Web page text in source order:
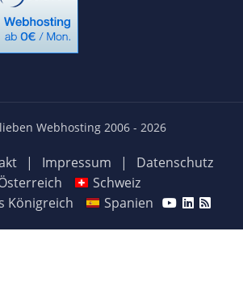
Webhosting 2006 - 2026
| Impressum |
Datenschutz
Schweiz
Königreich
Spanien